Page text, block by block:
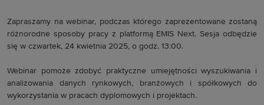
Zapraszamy na webinar, podczas którego zaprezentowane zostaną
różnorodne sposoby pracy z platformą EMIS Next. Sesja odbędzie
się w czwartek, 24 kwietnia 2025, o godz. 13:00.
Webinar pomoże zdobyć praktyczne umiejętności wyszukiwania i
analizowania danych rynkowych, branżowych i spółkowych do
wykorzystania w pracach dyplomowych i projektach.